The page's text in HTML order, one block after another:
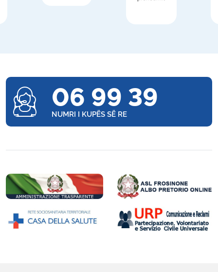
06 99 39
NUMRI I KUPËS SË RE